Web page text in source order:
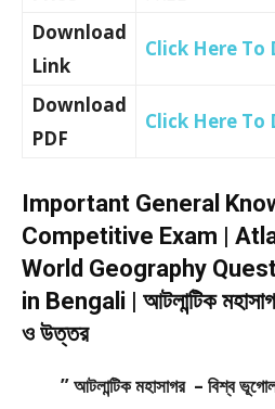
Download
Link
Click Here To
Download
PDF
Click Here To
Important General
Competitive Exam |
World Geography
in Bengali | আটলান্টিক
ও উত্তর
” আটলান্টিক মহাসাগর – বিশ্ব